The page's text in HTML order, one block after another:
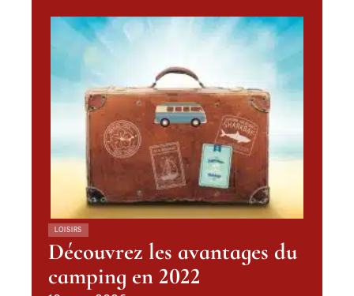
LOISIRS
Découvrez les avantages du
camping en 2022